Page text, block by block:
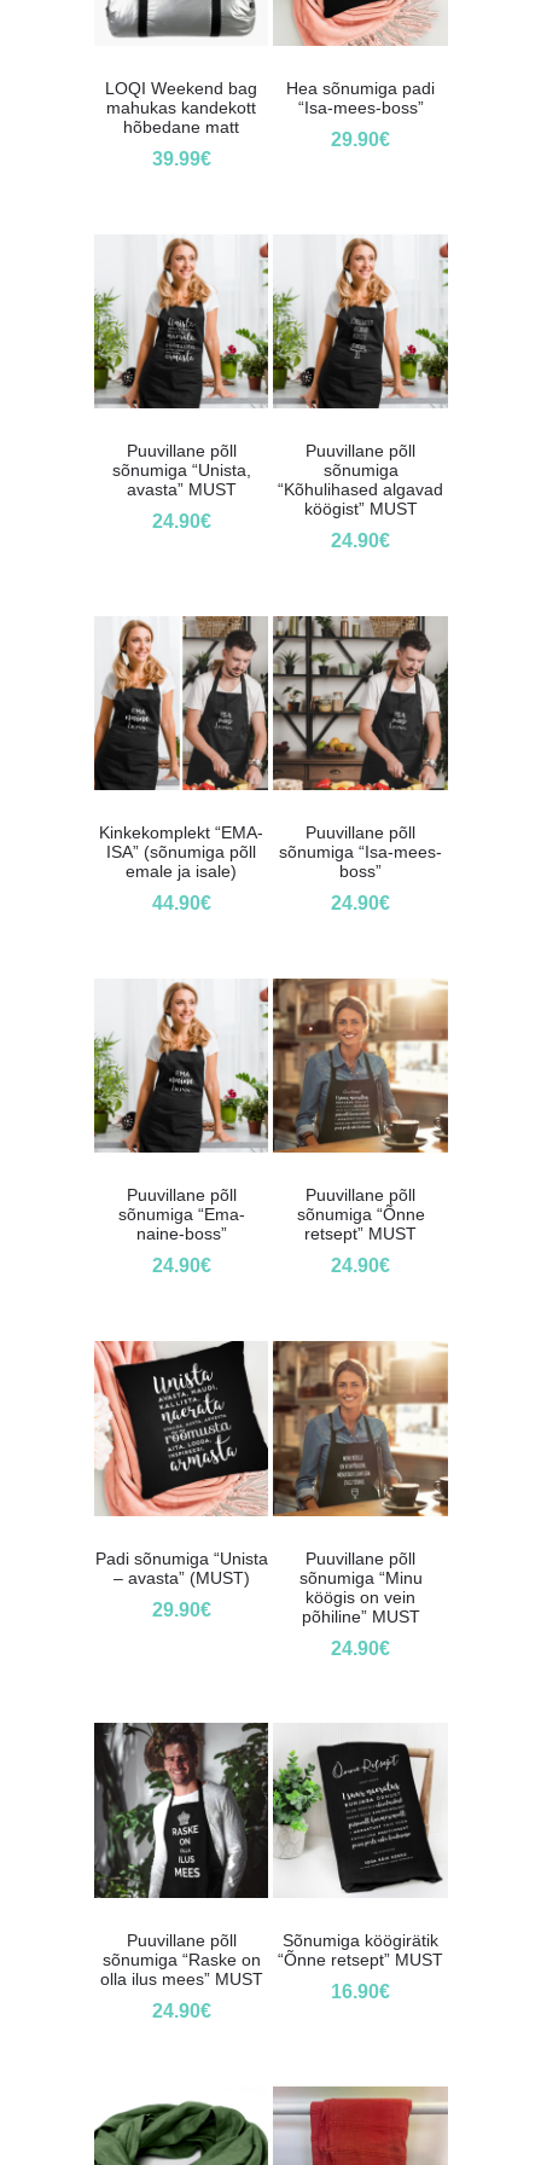
LOQI Weekend bag
mahukas kandekott
hõbedane matt
39.99€
Hea sõnumiga padi
“Isa-mees-boss”
29.90€
Puuvillane põll
sõnumiga “Unista,
avasta” MUST
24.90€
Puuvillane põll
sõnumiga
“Kõhulihased algavad
köögist” MUST
24.90€
Kinkekomplekt “EMA-
ISA” (sõnumiga põll
emale ja isale)
44.90€
Puuvillane põll
sõnumiga “Isa-mees-
boss”
24.90€
Puuvillane põll
sõnumiga “Ema-
naine-boss”
24.90€
Puuvillane põll
sõnumiga “Õnne
retsept” MUST
24.90€
Padi sõnumiga “Unista
– avasta” (MUST)
29.90€
Puuvillane põll
sõnumiga “Minu
köögis on vein
põhiline” MUST
24.90€
Puuvillane põll
sõnumiga “Raske on
olla ilus mees” MUST
24.90€
Sõnumiga köögirätik
“Õnne retsept” MUST
16.90€